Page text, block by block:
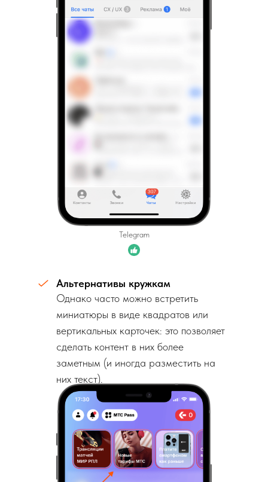
Telegram
Альтернативы кружкам
Однако часто можно встретить
миниатюры в виде квадратов или
вертикальных карточек: это позволяет
сделать контент в них более
заметным (и иногда разместить на
них текст).